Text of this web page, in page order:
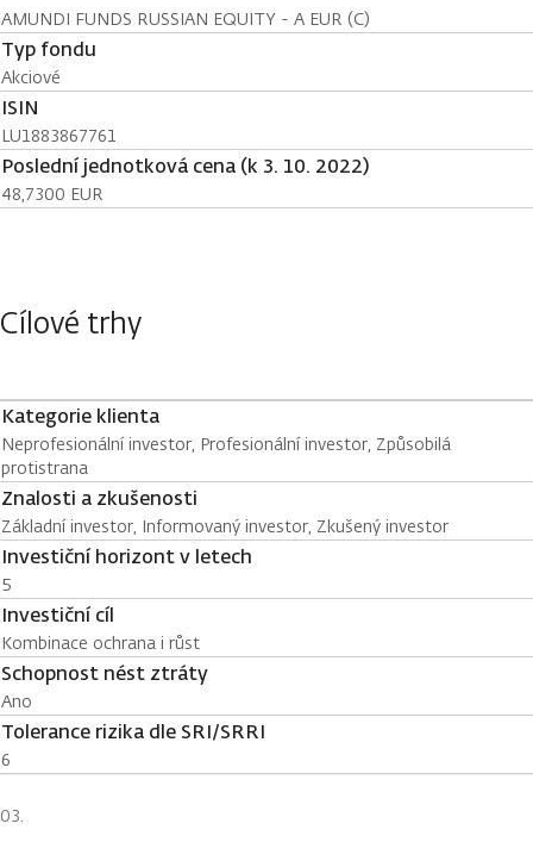
AMUNDI FUNDS RUSSIAN EQUITY - A EUR (C)
Typ fondu
Akciové
ISIN
LU1883867761
Poslední jednotková cena (k 3. 10. 2022)
48,7300 EUR
Cílové trhy
Kategorie klienta
Neprofesionální investor, Profesionální investor, Způsobilá
protistrana
Znalosti a zkušenosti
Základní investor, Informovaný investor, Zkušený investor
Investiční horizont v letech
5
Investiční cíl
Kombinace ochrana i růst
Schopnost nést ztráty
Ano
Tolerance rizika dle SRI/SRRI
6